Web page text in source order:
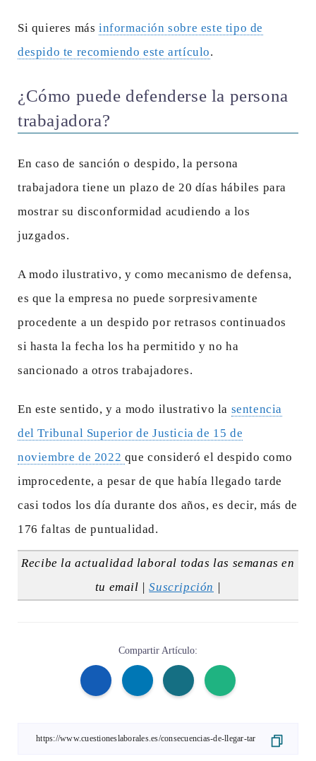
Si quieres más información sobre este tipo de
despido te recomiendo este artículo.
¿Cómo puede defenderse la persona
trabajadora?
En caso de sanción o despido, la persona
trabajadora tiene un plazo de 20 días hábiles para
mostrar su disconformidad acudiendo a los
juzgados.
A modo ilustrativo, y como mecanismo de defensa,
es que la empresa no puede sorpresivamente
procedente a un despido por retrasos continuados
si hasta la fecha los ha permitido y no ha
sancionado a otros trabajadores.
En este sentido, y a modo ilustrativo la sentencia
del Tribunal Superior de Justicia de 15 de
noviembre de 2022 que consideró el despido como
improcedente, a pesar de que había llegado tarde
casi todos los día durante dos años, es decir, más de
176 faltas de puntualidad.
Recibe la actualidad laboral todas las semanas en
tu email |Suscripción
Compartir Artículo: